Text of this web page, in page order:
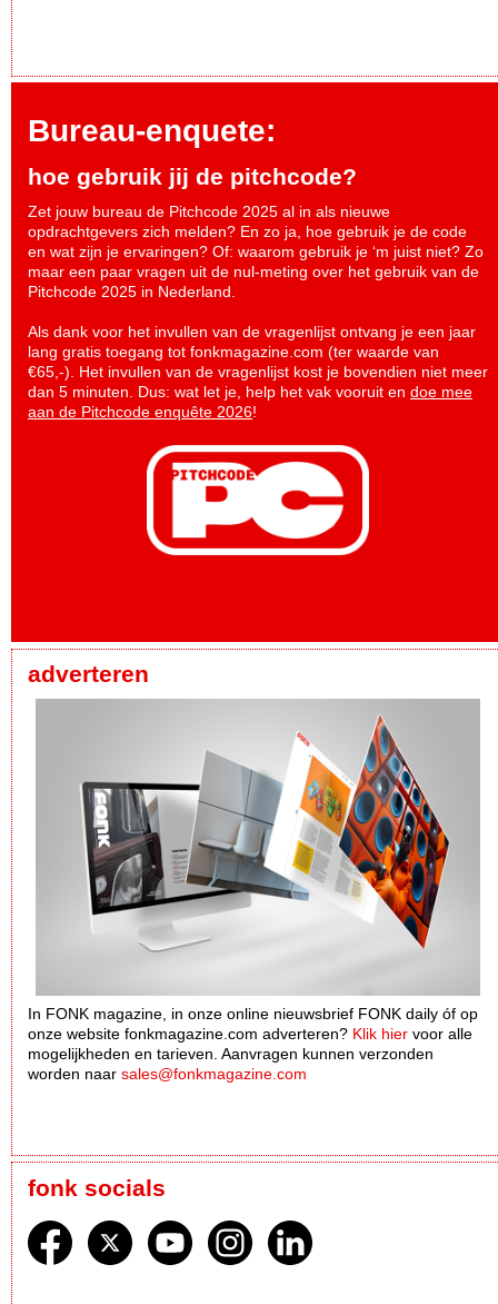
Bureau-enquete:
hoe gebruik jij de pitchcode?
Zet jouw bureau de Pitchcode 2025 al in als nieuwe
opdrachtgevers zich melden? En zo ja, hoe gebruik je de code
en wat zijn je ervaringen? Of: waarom gebruik je ‘m juist niet? Zo
maar een paar vragen uit de nul-meting over het gebruik van de
Pitchcode 2025 in Nederland.
Als dank voor het invullen van de vragenlijst ontvang je een jaar
lang gratis toegang tot fonkmagazine.com (ter waarde van
€65,-). Het invullen van de vragenlijst kost je bovendien niet meer
dan 5 minuten. Dus: wat let je, help het vak vooruit en doe mee
aan de Pitchcode enquête 2026!
adverteren
In FONK magazine, in onze online nieuwsbrief FONK daily óf op
onze website fonkmagazine.com adverteren? Klik hier voor alle
mogelijkheden en tarieven. Aanvragen kunnen verzonden
worden naar sales@fonkmagazine.com
fonk socials